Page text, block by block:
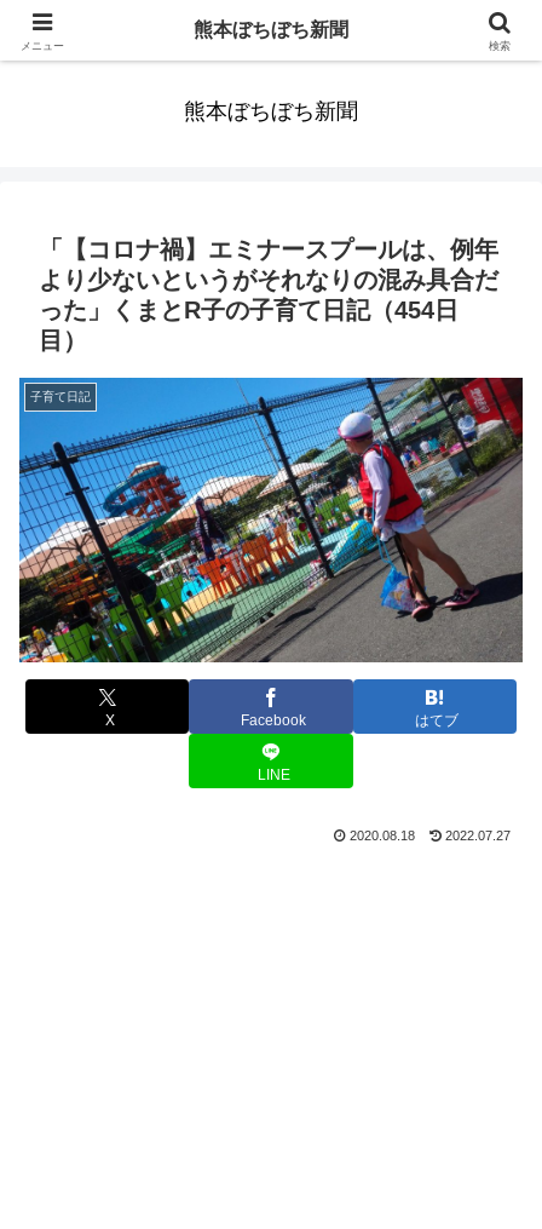
みんなまだ気づかずすごしていたんだわ。ずっといっしょに歩いてゆけるっ
熊本ぼちぼち新聞
「【コロナ禍】エミナースプールは、例年
より少ないというがそれなりの混み具合だ
った」くまとR子の子育て日記（454日
目）
子育て日記
X Facebook はてブ
LINE
2020.08.18 2022.07.27
メニュー
熊本ぼちぼち新聞
検索